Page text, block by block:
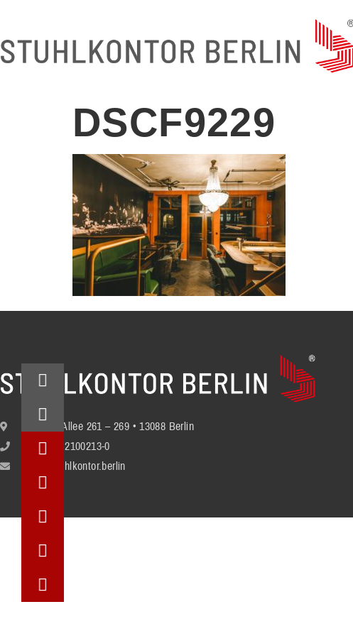
DSCF9229
Berliner Allee 261 – 269 • 13088 Berlin
+49 (30) 2100213-0
info@stuhlkontor.berlin